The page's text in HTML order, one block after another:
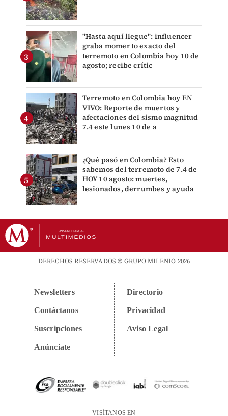
"Hasta aquí llegue": influencer
graba momento exacto del
terremoto en Colombia hoy 10 de
agosto; recibe crític
Terremoto en Colombia hoy EN
VIVO: Reporte de muertos y
afectaciones del sismo magnitud
7.4 este lunes 10 de a
¿Qué pasó en Colombia? Esto
sabemos del terremoto de 7.4 de
HOY 10 agosto: muertes,
lesionados, derrumbes y ayuda
DERECHOS RESERVADOS © GRUPO MILENIO 2026
Newsletters
Contáctanos
Suscripciones
Anúnciate
Directorio
Privacidad
Aviso Legal
VISÍTANOS EN